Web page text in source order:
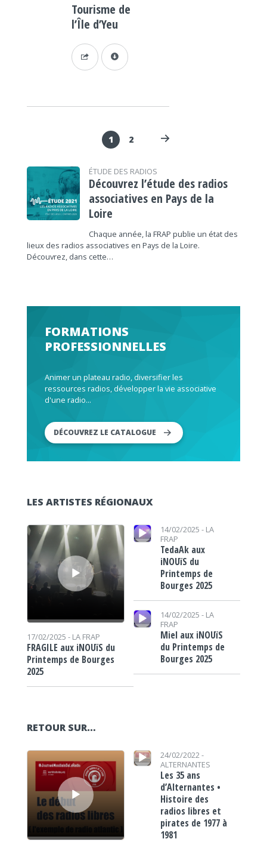
Tourisme de
l’Île d’Yeu
1 2
ÉTUDE DES RADIOS
Découvrez l’étude des radios
associatives en Pays de la
Loire
Chaque année, la FRAP publie un état des
lieux des radios associatives en Pays de la Loire.
Découvrez, dans cette…
FORMATIONS
PROFESSIONNELLES
Animer un plateau radio, diversifier les
ressources radios, développer la vie associative
d'une radio...
DÉCOUVREZ LE CATALOGUE
LES ARTISTES RÉGIONAUX
Lecteur audio
17/02/2025 - LA FRAP
FRAGILE aux iNOUïS du
Printemps de Bourges
2025
Lecteur audio 14/02/2025 - LA
FRAP
TedaAk aux
iNOUïS du
Printemps de
Bourges 2025
Lecteur audio
14/02/2025 - LA
FRAP
Miel aux iNOUïS
du Printemps de
Bourges 2025
RETOUR SUR…
Lecteur audio
Lecteur audio
24/02/2022 -
ALTERNANTES
Les 35 ans
d’Alternantes •
Histoire des
radios libres et
pirates de 1977 à
1981